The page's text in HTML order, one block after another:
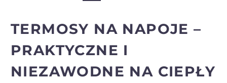
TERMOSY NA NAPOJE –
PRAKTYCZNE I
NIEZAWODNE NA CIEPŁY